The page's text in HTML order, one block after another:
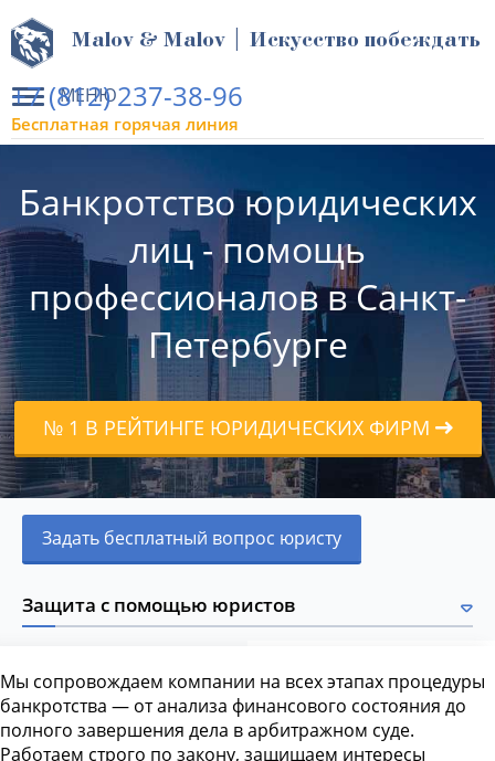
МЕНЮ
Malov & Malov | Искусство побеждать
+7 (812) 237-38-96
Бесплатная горячая линия
Банкротство юридических
лиц - помощь
профессионалов в Санкт-
Петербурге
№ 1 В РЕЙТИНГЕ ЮРИДИЧЕСКИХ ФИРМ
Задать бесплатный вопрос юристу
Защита с помощью юристов
Мы сопровождаем компании на всех этапах процедуры
банкротства — от анализа финансового состояния до
полного завершения дела в арбитражном суде.
Работаем строго по закону, защищаем интересы